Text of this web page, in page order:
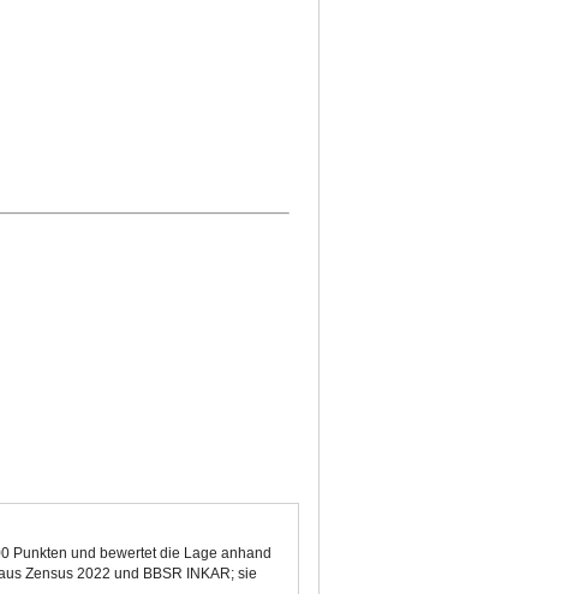
Punkten und bewertet die Lage anhand
Zensus 2022 und BBSR INKAR; sie